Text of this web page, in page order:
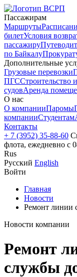
Пассажирам
Маршруты
билетУсловия
пассажиру
по Байкалу
Дополнительные
Грузовые перевозки
ПГССтроительство
судовАренда
О нас
О компанииПаромы
компанииСтудентам
Контакты
+ 7 (3952) 35-88-60
флота, ежедневно с
Rus
Русский English
Войти
Главная
Новости
Ремонт линии
Новости компании
Ремонт
службы